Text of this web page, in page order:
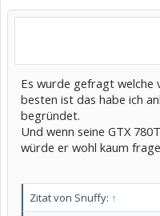
Es wurde gefragt welche
besten ist das habe ich
begründet.
Und wenn seine GTX
würde er wohl kaum
Zitat von Snuffy: ↑